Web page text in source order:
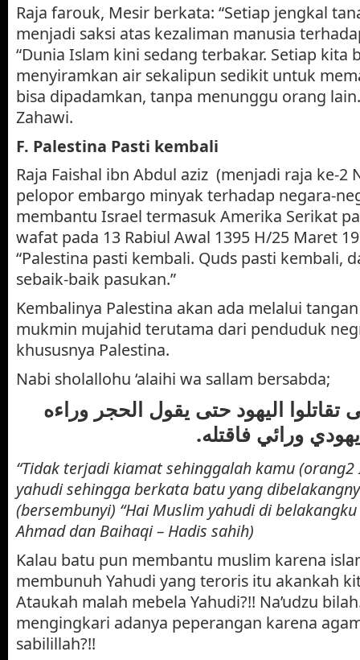
Raja farouk, Mesir berkata: “Setiap jengkal
menjadi saksi atas kezaliman manusia
“Dunia Islam kini sedang terbakar. Setiap kita
menyiramkan air sekalipun sedikit untuk
bisa dipadamkan, tanpa menunggu orang
Zahawi.
F. Palestina Pasti kembali
Raja Faishal ibn Abdul aziz (menjadi raja ke-2
pelopor embargo minyak terhadap negara-
membantu Israel termasuk Amerika Serikat
wafat pada 13 Rabiul Awal 1395 H/25 Maret
“Palestina pasti kembali. Quds pasti kembali,
sebaik-baik pasukan.”
Kembalinya Palestina akan ada melalui
mukmin mujahid terutama dari penduduk
khususnya Palestina.
Nabi sholallohu ‘alaihi wa sallam bersabda;
تقاتلوا اليهود حتى يقول الحجر وراءه
ورائي فاقتله.
“Tidak terjadi kiamat sehinggalah kamu
yahudi sehingga berkata batu yang
(bersembunyi) “Hai Muslim yahudi di
Ahmad dan Baihaqi – Hadis sahih)
Kalau batu pun membantu muslim karena
membunuh Yahudi yang teroris itu akankah
Ataukah malah mebela Yahudi?!! Na’udzu
mengingkari adanya peperangan karena
sabilillah?!!